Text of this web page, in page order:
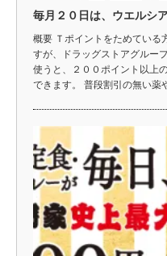
毎月２０日は、ウエルシ
概要 Ｔポイントをためている
すが、ドラッグストアグルー
使うと、２００ポイント以上
できます。 普段割引の無い薬